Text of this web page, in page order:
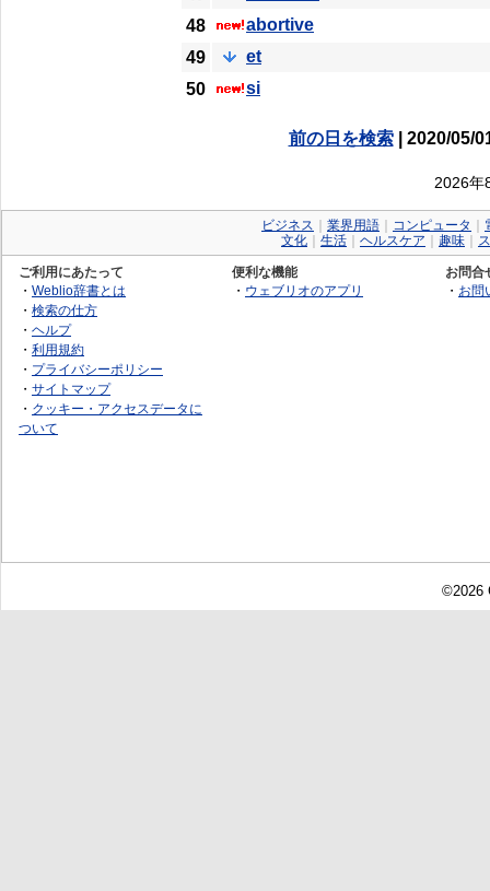
48
abortive
49
et
50
si
前の日を検索| 2020/05/
2026年
ビジネス 業界用語 コンピュータ
文化
生活 ヘルスケア 趣味
ご利用にあたって
・ Weblio辞書とは
・ 検索の仕方
・ ヘルプ
・ 利用規約
・ プライバシーポリシー
・ サイトマップ
・ クッキー・アクセスデータに
ついて
便利な機能
・ ウェブリオのアプリ
お問合
・ お問
©2026